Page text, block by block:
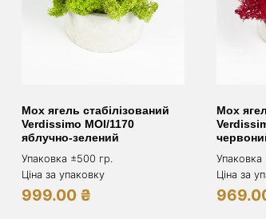
Мох ягель стабілізований
Verdissimo MOI/1170
яблучно-зелений
Упаковка ±500 гр.
Ціна за упаковку
999.00 ₴
Мох
Ціна за